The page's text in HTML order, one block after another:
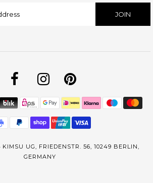
KIMSU UG, FRIEDENSTR. 56, 10249 BERLIN,
GERMANY